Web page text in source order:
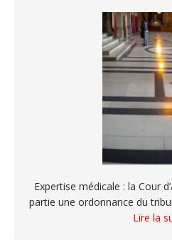
Expertise médicale : la Cour
partie une ordonnance du
Lire la